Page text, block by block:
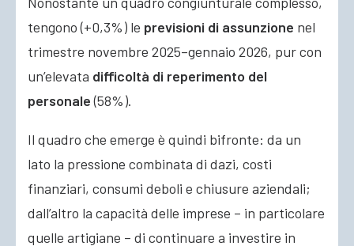
tengono (+0,3%) le previsioni di assunzione nel
trimestre novembre 2025–gennaio 2026, pur con
un’elevata difficoltà di reperimento del
personale(58%).
Il quadro che emerge è quindi bifronte: da un
lato la pressione combinata di dazi, costi
finanziari, consumi deboli e chiusure aziendali;
dall’altro la capacità delle imprese – in particolare
quelle artigiane – di continuare a investire in